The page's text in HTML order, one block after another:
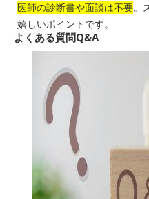
医師の診断書や面談は不要。
嬉しいポイントです。
よくある質問Q&A